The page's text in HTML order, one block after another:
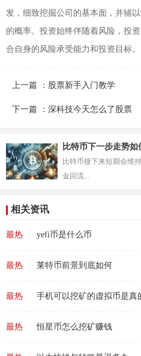
发，细致挖掘公司的基本面，并辅
的概率。投资始终伴随着风险，投
合自身的风险承受能力和投资目标。
上一篇 ：股票新手入门教学
下一篇 ：深科技今天怎么了股票
比特币下一步走势如
比特币接下来短期会维
金回流...
相关资讯
最热 yefi币是什么币
最热 莱特币前景到底如何
最热 手机可以挖矿的虚拟币是真
最热 恒星币怎么挖矿赚钱